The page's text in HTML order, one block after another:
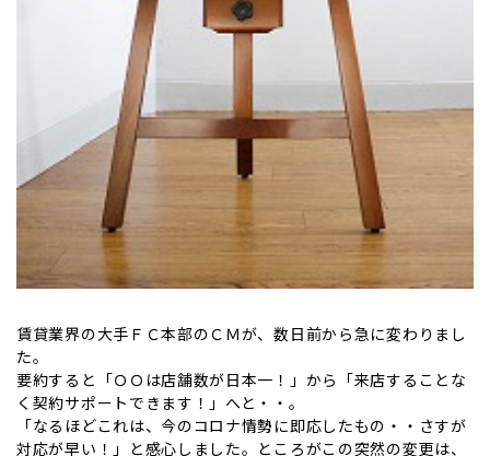
賃貸業界の大手ＦＣ本部のＣＭが、数日前から急に変わりまし
た。
要約すると「ＯＯは店舗数が日本一！」から「来店することな
く契約サポートできます！」へと・・。
「なるほどこれは、今のコロナ情勢に即応したもの・・さすが
対応が早い！」と感心しました。ところがこの突然の変更は、